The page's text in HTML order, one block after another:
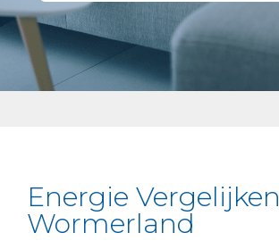
Energie Vergelijken
Wormerland